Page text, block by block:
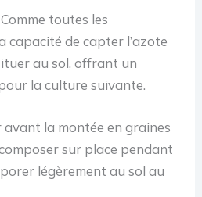
Comme toutes les
capacité de capter l’azote
au sol, offrant un
la culture suivante.
la montée en graines
sur place pendant
légèrement au sol au